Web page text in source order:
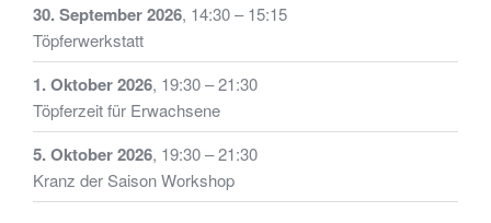
30. September 2026, 14:30– 15:15
Töpferwerkstatt
1. Oktober 2026, 19:30–21:30
Töpferzeit für Erwachsene
5. Oktober 2026, 19:30–21:30
Kranz der Saison Workshop